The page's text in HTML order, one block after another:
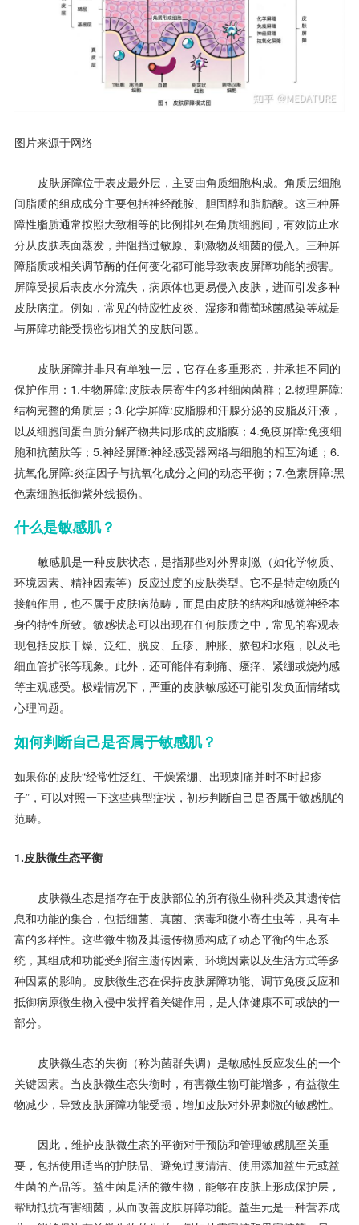
图片来源于网络
皮肤屏障位于表皮最外层，主要由角质细胞构成。角质层细胞
间脂质的组成成分主要包括神经酰胺、胆固醇和脂肪酸。这三种屏
障性脂质通常按照大致相等的比例排列在角质细胞间，有效防止水
分从皮肤表面蒸发，并阻挡过敏原、刺激物及细菌的侵入。三种屏
障脂质或相关调节酶的任何变化都可能导致表皮屏障功能的损害。
屏障受损后表皮水分流失，病原体也更易侵入皮肤，进而引发多种
皮肤病症。例如，常见的特应性皮炎、湿疹和葡萄球菌感染等就是
与屏障功能受损密切相关的皮肤问题。
皮肤屏障并非只有单独一层，它存在多重形态，并承担不同的
保护作用：1.生物屏障:皮肤表层寄生的多种细菌菌群；2.物理屏障:
结构完整的角质层；3.化学屏障:皮脂腺和汗腺分泌的皮脂及汗液，
以及细胞间蛋白质分解产物共同形成的皮脂膜；4.免疫屏障:免疫细
胞和抗菌肽等；5.神经屏障:神经感受器网络与细胞的相互沟通；6.
抗氧化屏障:炎症因子与抗氧化成分之间的动态平衡；7.色素屏障:黑
色素细胞抵御紫外线损伤。
什么是敏感肌？
敏感肌是一种皮肤状态，是指那些对外界刺激（如化学物质、
环境因素、精神因素等）反应过度的皮肤类型。它不是特定物质的
接触作用，也不属于皮肤病范畴，而是由皮肤的结构和感觉神经本
身的特性所致。敏感状态可以出现在任何肤质之中，常见的客观表
现包括皮肤干燥、泛红、脱皮、丘疹、肿胀、脓包和水疱，以及毛
细血管扩张等现象。此外，还可能伴有刺痛、瘙痒、紧绷或烧灼感
等主观感受。极端情况下，严重的皮肤敏感还可能引发负面情绪或
心理问题。
如何判断自己是否属于敏感肌？
如果你的皮肤“经常性泛红、干燥紧绷、出现刺痛并时不时起疹
子”，可以对照一下这些典型症状，初步判断自己是否属于敏感肌的
范畴。
1.皮肤微生态平衡
皮肤微生态是指存在于皮肤部位的所有微生物种类及其遗传信
息和功能的集合，包括细菌、真菌、病毒和微小寄生虫等，具有丰
富的多样性。这些微生物及其遗传物质构成了动态平衡的生态系
统，其组成和功能受到宿主遗传因素、环境因素以及生活方式等多
种因素的影响。皮肤微生态在保持皮肤屏障功能、调节免疫反应和
抵御病原微生物入侵中发挥着关键作用，是人体健康不可或缺的一
部分。
皮肤微生态的失衡（称为菌群失调）是敏感性反应发生的一个
关键因素。当皮肤微生态失衡时，有害微生物可能增多，有益微生
物减少，导致皮肤屏障功能受损，增加皮肤对外界刺激的敏感性。
因此，维护皮肤微生态的平衡对于预防和管理敏感肌至关重
要，包括使用适当的护肤品、避免过度清洁、使用添加益生元或益
生菌的产品等。益生菌是活的微生物，能够在皮肤上形成保护层，
帮助抵抗有害细菌，从而改善皮肤屏障功能。益生元是一种营养成